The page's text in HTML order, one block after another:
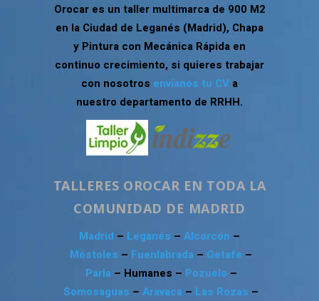
Orocar es un taller multimarca de 900 M2
en la Ciudad de Leganés (Madrid), Chapa
y Pintura con Mecánica Rápida en
continuo crecimiento, si quieres trabajar
con nosotros envíanos tu CV a
nuestro departamento de RRHH.
TALLERES OROCAR EN TODA LA
COMUNIDAD DE MADRID
Madrid – Leganés – Alcorcón –
Móstoles – Fuenlabrada – Getafe –
Parla – Humanes – Pozuelo –
Somosaguas – Aravaca – Las Rozas –